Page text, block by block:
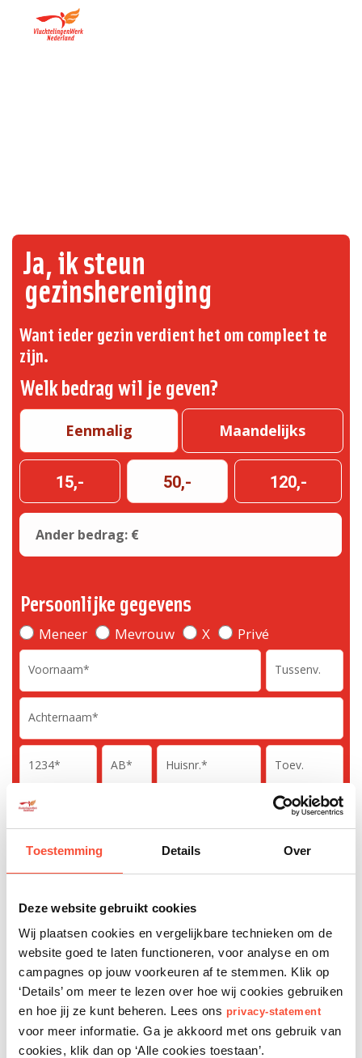
Toestemming Details Over
Deze website gebruikt cookies
Wij plaatsen cookies en vergelijkbare technieken om de
website goed te laten functioneren, voor analyse en om
campagnes op jouw voorkeuren af te stemmen. Klik op
‘Details’ om meer te lezen over hoe wij cookies gebruiken
en hoe jij ze kunt beheren. Lees ons privacy-statement
voor meer informatie. Ga je akkoord met ons gebruik van
cookies, klik dan op ‘Alle cookies toestaan’.
Ja, ik steun
gezinshereniging
Want ieder gezin verdient het om compleet te
zijn.
Welk bedrag wil je geven?
Eenmalig Maandelijks
15,- 50,- 120,-
Ander bedrag: €
Persoonlijke gegevens
Meneer Mevrouw X Privé
actualiteiten over vluchtelingen.
Betaalwijze
Online Machtiging
Betaal vertrouwd en veilig met iDeal | Wero